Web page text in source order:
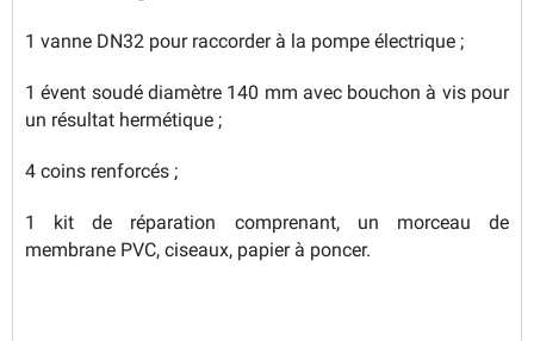
1 vanne DN32 pour raccorder à la pompe électrique ;
1 évent soudé diamètre 140 mm avec bouchon à vis pour
un résultat hermétique ;
4 coins renforcés ;
1 kit de réparation comprenant, un morceau de
membrane PVC, ciseaux, papier à poncer.